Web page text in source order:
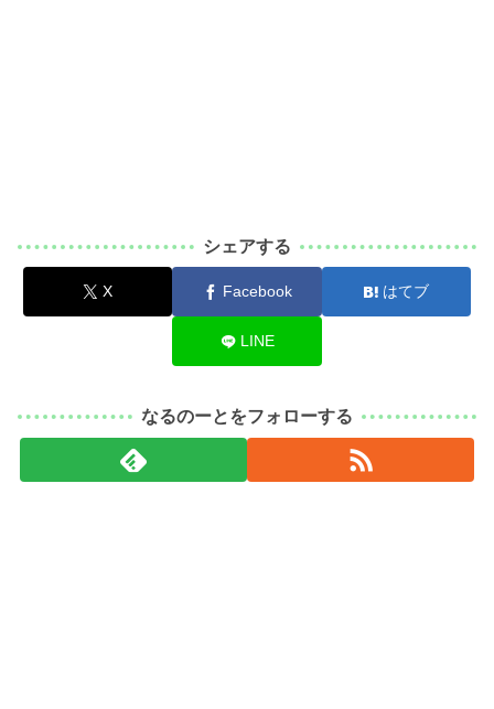
シェアする
X Facebook はてブ
LINE
なるのーとをフォローする